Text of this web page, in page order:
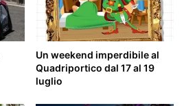
Un weekend imperdibile al
Quadriportico dal 17 al 19
luglio